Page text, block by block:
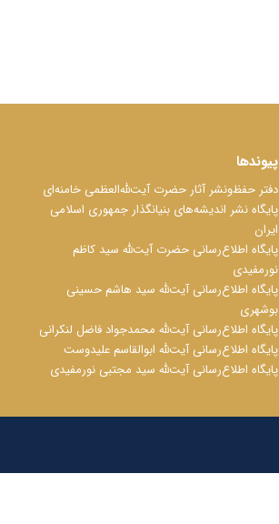
پیوندها
دفتر حفظ‌‌‌ونشر آثار حضرت آیت‌ﷲ‌العظمی خامنه‌ای
پایگاه نشر اندیشه‌های بنیانگذار جمهوری اسلامی
ایران
پایگاه اطلاع‌رسانی حضرت آیت‌ﷲ سید کاظم
نورمفیدی
پایگاه اطلاع‌رسانی آیت‌ﷲ سید هاشم حسینی
بوشهری
پایگاه اطلاع‌رسانی آیت‌ﷲ محمدجواد فاضل لنکرانی
پایگاه اطلاع‌رسانی آیت‌ﷲ ابوالقاسم علیدوست
پایگاه اطلاع‌رسانی آیت‌ﷲ سید مجتبی نورمفیدی